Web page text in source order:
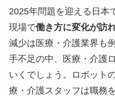
2025年問題を迎える日本
現場で働き方に変化が訪れ
減少は医療・介護業界も
手不足の中、医療・介護
いくでしょう。ロボット
療・介護スタッフは職務